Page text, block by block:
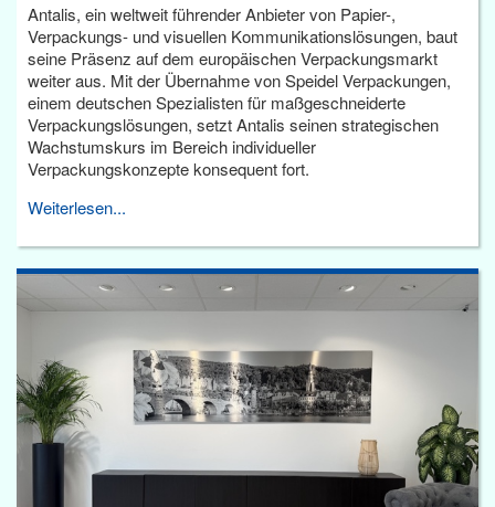
Antalis, ein weltweit führender Anbieter von Papier-,
Verpackungs- und visuellen Kommunikationslösungen, baut
seine Präsenz auf dem europäischen Verpackungsmarkt
weiter aus. Mit der Übernahme von Speidel Verpackungen,
einem deutschen Spezialisten für maßgeschneiderte
Verpackungslösungen, setzt Antalis seinen strategischen
Wachstumskurs im Bereich individueller
Verpackungskonzepte konsequent fort.
Weiterlesen...